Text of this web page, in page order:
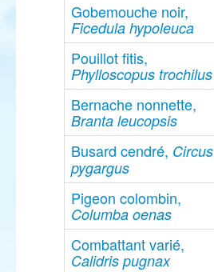
Gobemouche noir,
Ficedula hypoleuca
Pouillot fitis,
Phylloscopus trochilus
Bernache nonnette,
Branta leucopsis
Busard cendré, Circus
pygargus
Pigeon colombin,
Columba oenas
Combattant varié,
Calidris pugnax